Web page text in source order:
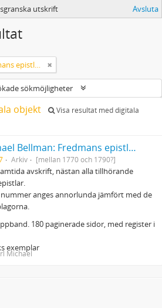
utskrift Avsluta
Carl Michael Bellman: Fredmans epistlar m.m.
sökmöjligheter
objekt
Visa resultat med digitala
Carl Michael Bellman: Fredmans epistlar m.m.
Arkiv [mellan 1770 och 1790?]
avskrift, nästan alla tillhörande
nummer anges annorlunda jämfört med de
180 paginerade sidor, med register i
exemplar
Michael